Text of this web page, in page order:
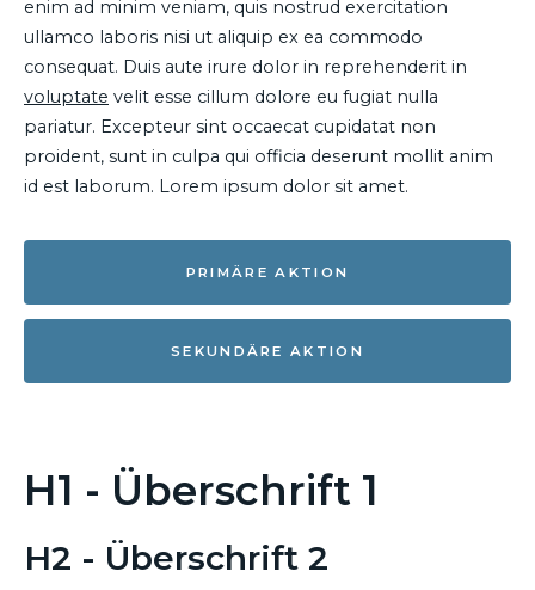
enim ad minim veniam, quis nostrud exercitation
ullamco laboris nisi ut aliquip ex ea commodo
consequat. Duis aute irure dolor in reprehenderit in
voluptate velit esse cillum dolore eu fugiat nulla
pariatur. Excepteur sint occaecat cupidatat non
proident, sunt in culpa qui officia deserunt mollit anim
id est laborum. Lorem ipsum dolor sit amet.
PRIMÄRE AKTION
SEKUNDÄRE AKTION
H1 - Überschrift 1
H2 - Überschrift 2